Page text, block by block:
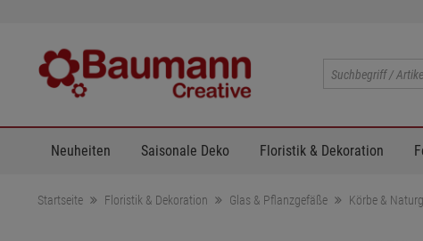
Neuheiten Saisonale Deko Floristik & Dekoration
Startseite Floristik & Dekoration Glas & Pflanzgefäße Körbe &